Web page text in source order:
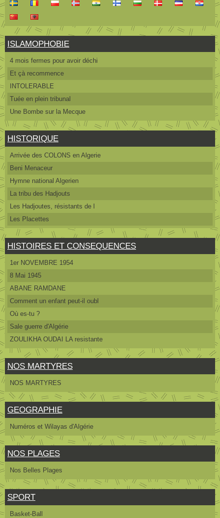
ISLAMOPHOBIE
4 mois fermes pour avoir déchi
Et çà recommence
INTOLERABLE
Tuée en plein tribunal
Une Bombe sur la Mecque
HISTORIQUE
Arrivée des COLONS en Algerie
Beni Menaceur
Hymne national Algerien
La tribu des Hadjouts
Les Hadjoutes, résistants de l
Les Placettes
HISTOIRES ET CONSEQUENCES
1er NOVEMBRE 1954
8 Mai 1945
ABANE RAMDANE
Comment un enfant peut-il oubl
Où es-tu ?
Sale guerre d'Algérie
ZOULIKHA OUDAI LA resistante
NOS MARTYRES
NOS MARTYRES
GEOGRAPHIE
Numéros et Wilayas d'Algérie
NOS PLAGES
Nos Belles Plages
SPORT
Basket-Ball